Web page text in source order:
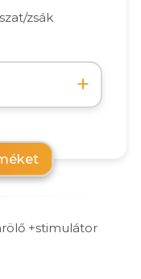
zsák
+
+stimulátor